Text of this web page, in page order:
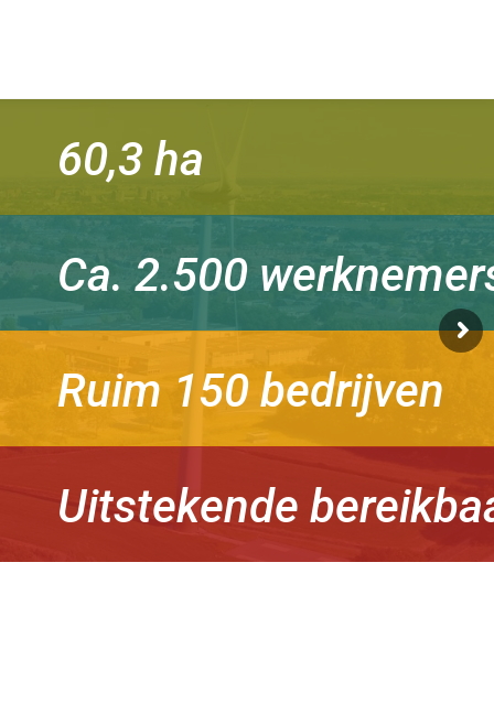
60,3 ha
Ca. 2.500
Ruim 150 bedrijven
Uitstekende